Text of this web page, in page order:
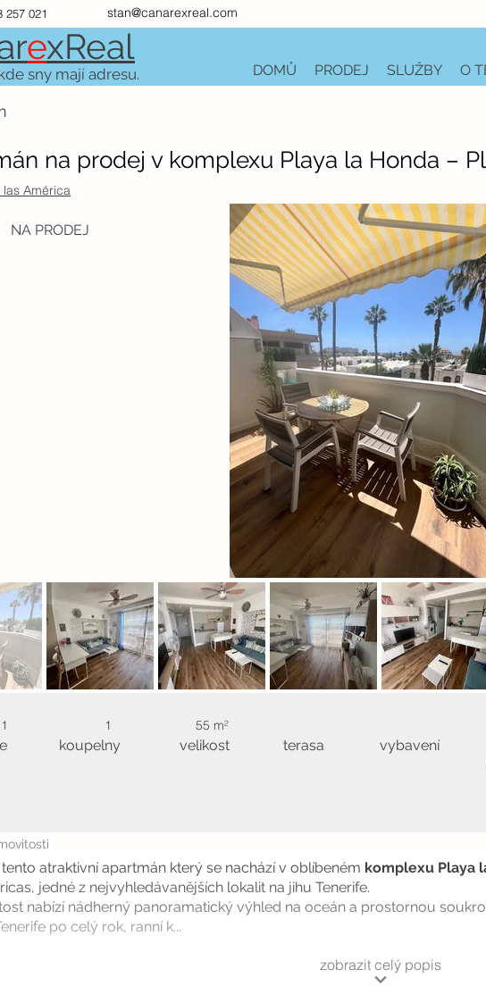
257 021 stan@canarexreal.com
exReal
sny mají adresu. DOMŮ PRODEJ SLUŽBY O
na prodej v komplexu Playa la Honda –
las América
NA PRODEJ
1 1
koupelny
55 m²
velikost terasa vybavení
atraktivní apartmán který se nachází v oblíbeném komplexu Playa
jedné z nejvyhledávanějších lokalit na jihu Tenerife.
nabízí nádherný panoramatický výhled na oceán a prostornou
po celý rok, ranní k...
zobrazit celý popis